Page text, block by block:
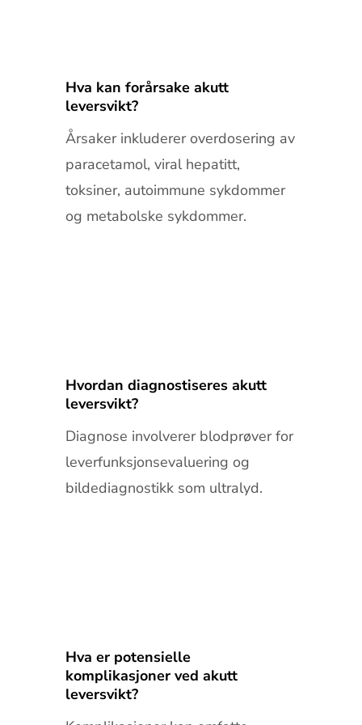
Hva kan forårsake akutt
leversvikt?
Årsaker inkluderer overdosering av
paracetamol, viral hepatitt,
toksiner, autoimmune sykdommer
og metabolske sykdommer.
Hvordan diagnostiseres akutt
leversvikt?
Diagnose involverer blodprøver for
leverfunksjonsevaluering og
bildediagnostikk som ultralyd.
Hva er potensielle
komplikasjoner ved akutt
leversvikt?